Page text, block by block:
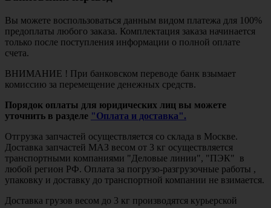
Вы можете воспользоваться данным видом платежа для 100%
предоплаты любого заказа. Комплектация заказа начинается
только после поступления информации о полной оплате
счета.
ВНИМАНИЕ ! При банковском переводе банк взымает
комиссию за перемещение денежных средств.
Порядок оплаты для юридических лиц вы можете
уточнить в разделе "Оплата и доставка".
Отгрузка запчастей осуществляется со склада в Москве.
Доставка запчастей МАЗ весом от 3 кг осуществляется
транспортными компаниями "Деловые линии", "ПЭК" в
любой регион РФ. Оплата за погрузо-разгрузочные работы ,
упаковку и доставку до транспортной компании не взимается.
Доставка грузов весом до 3 кг производятся курьерской